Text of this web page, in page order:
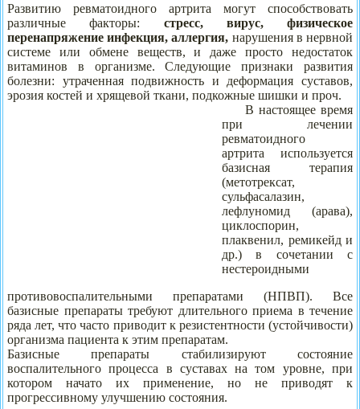
Развитию ревматоидного артрита могут способствовать
различные факторы: стресс, вирус, физическое
перенапряжение инфекция, аллергия, нарушения в нервной
системе или обмене веществ, и даже просто недостаток
витаминов в организме. Следующие признаки развития
болезни: утраченная подвижность и деформация суставов,
эрозия костей и хрящевой ткани, подкожные шишки и проч.
В настоящее время
при лечении
ревматоидного
артрита используется
базисная терапия
(метотрексат,
сульфасалазин,
лефлуномид (арава),
циклоспорин,
плаквенил, ремикейд и
др.) в сочетании с
нестероидными
противовоспалительными препаратами (НПВП). Все
базисные препараты требуют длительного приема в течение
ряда лет, что часто приводит к резистентности (устойчивости)
организма пациента к этим препаратам.
Базисные препараты стабилизируют состояние
воспалительного процесса в суставах на том уровне, при
котором начато их применение, но не приводят к
прогрессивному улучшению состояния.